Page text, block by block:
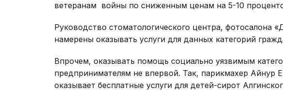
ветеранам войны по сниженным ценам на 5-10
Руководство стоматологического центра, фотосалона
намерены оказывать услуги для данных категорий
Впрочем, оказывать помощь социально уязвимым
предпринимателям не впервой. Так, парикмахер Айнур
оказывает бесплатные услуги для детей-сирот